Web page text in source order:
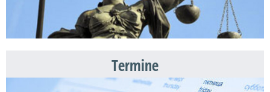
Termine